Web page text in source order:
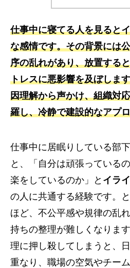
仕事中に寝てる人を見ると
な感情です。その背景には
序の乱れがあり、放置する
トレスに悪影響を及ぼしま
因理解から声かけ、組織対
羅し、冷静で建設的なアプ
仕事中に居眠りしている部
と、「自分は頑張っている
楽をしているのか」と イラ
の人に共通する経験です。
ほど、不公平感や規律の乱
持ちの整理が難しくなりま
理に押し殺してしまうと、
重なり、職場の空気やチー